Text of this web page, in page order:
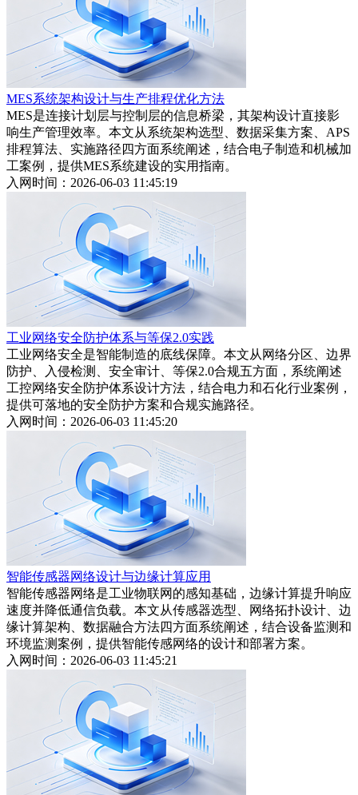
MES系统架构设计与生产排程优化方法
MES是连接计划层与控制层的信息桥梁，其架构设计直接影
响生产管理效率。本文从系统架构选型、数据采集方案、APS
排程算法、实施路径四方面系统阐述，结合电子制造和机械加
工案例，提供MES系统建设的实用指南。
入网时间：2026-06-03 11:45:19
工业网络安全防护体系与等保2.0实践
工业网络安全是智能制造的底线保障。本文从网络分区、边界
防护、入侵检测、安全审计、等保2.0合规五方面，系统阐述
工控网络安全防护体系设计方法，结合电力和石化行业案例，
提供可落地的安全防护方案和合规实施路径。
入网时间：2026-06-03 11:45:20
智能传感器网络设计与边缘计算应用
智能传感器网络是工业物联网的感知基础，边缘计算提升响应
速度并降低通信负载。本文从传感器选型、网络拓扑设计、边
缘计算架构、数据融合方法四方面系统阐述，结合设备监测和
环境监测案例，提供智能传感网络的设计和部署方案。
入网时间：2026-06-03 11:45:21